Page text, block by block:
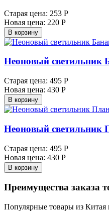
Старая цена: 253 Р
Новая цена: 220 Р
В корзину
Неоновый светильник
Старая цена: 495 Р
Новая цена: 430 Р
В корзину
Неоновый светильник
Старая цена: 495 Р
Новая цена: 430 Р
В корзину
Преимущества заказа
Популярные товары из Китая